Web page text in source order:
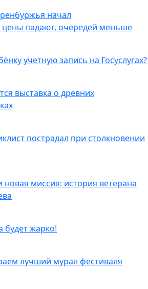
начал
цены падают, очередей меньше
учетную запись на Госуслугах?
выставка о древних
пострадал при столкновении
новая миссия: история ветерана
будет жарко!
лучший мурал фестиваля